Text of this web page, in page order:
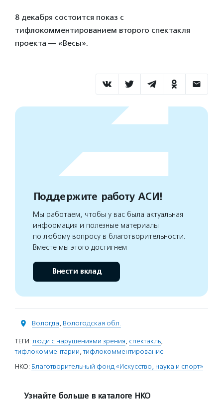
8 декабря состоится показ с
тифлокомментированием второго спектакля
проекта — «Весы».
Поддержите работу АСИ!
Мы работаем, чтобы у вас была актуальная
информация и полезные материалы
по любому вопросу в благотворительности.
Вместе мы этого достигнем
Внести вклад
Вологда, Вологодская обл.
ТЕГИ: люди с нарушениями зрения, спектакль,
тифлокомментарии,тифлокомментирование
НКО: Благотворительный фонд «Искусство, наука и спорт»
Узнайте больше в каталоге НКО